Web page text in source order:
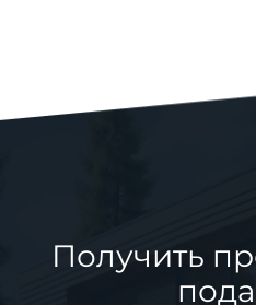
Получить